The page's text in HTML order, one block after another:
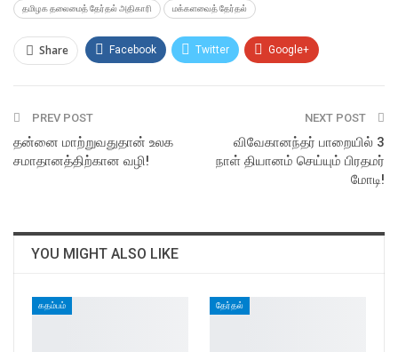
தமிழக தலைமைத் தேர்தல் அதிகாரி மக்களவைத் தேர்தல்
Share Facebook Twitter Google+
Email
PREV POST
தன்னை மாற்றுவதுதான் உலக
சமாதானத்திற்கான வழி!
NEXT POST
விவேகானந்தர் பாறையில் 3
நாள் தியானம் செய்யும் பிரதமர்
மோடி!
YOU MIGHT ALSO LIKE
கதம்பம் தேர்தல்